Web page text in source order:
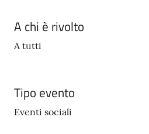
A chi è rivolto
A tutti
Tipo evento
Eventi sociali